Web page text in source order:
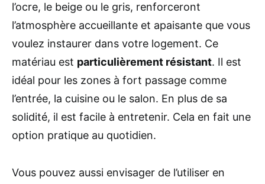
l’ocre, le beige ou le gris, renforceront
l’atmosphère accueillante et apaisante que vous
voulez instaurer dans votre logement. Ce
matériau est particulièrement résistant. Il est
idéal pour les zones à fort passage comme
l’entrée, la cuisine ou le salon. En plus de sa
solidité, il est facile à entretenir. Cela en fait une
option pratique au quotidien.
Vous pouvez aussi envisager de l’utiliser en